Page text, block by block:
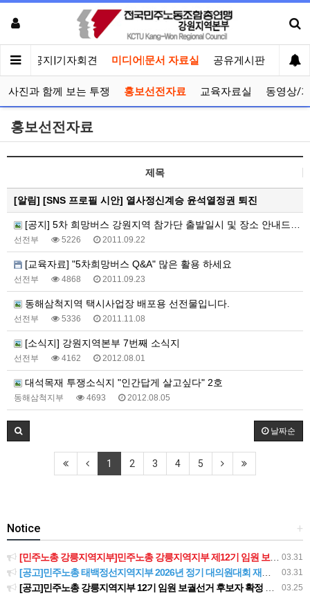
인 공지|기자회견 미디어|문서 자료실 공유게시판 선거
사진과 함께 보는 투쟁 홍보선전자료 교육자료실 동영상/
홍보선전자료
제목
[알림] [SNS 프로필 시안] 열사정신계승 윤석열정권 퇴진
[공지] 5차 희망버스 강원지역 참가단 출발일시 및 장소 안내드립니다
선전부 5226 2011.09.22
[교육자료] "5차희망버스 Q&A" 많은 활용 하세요
선전부 4868 2011.09.23
동해삼척지역 택시사업장 배포용 선전물입니다.
선전부 5336 2011.11.08
[소식지] 강원지역본부 7번째 소식지
선전부 4162 2012.08.01
대석목재 투쟁소식지 "인간답게 살고싶다" 2호
동해삼척지부 4693 2012.08.05
날짜순
1 2 3 4 5
+
Notice
03.31
[민주노총 강릉지역지부]민주노총 강릉지역지부 제12기 임원 보궐선거결과 공고
03.31
[공고]민주노총 태백정선지역지부 2026년 정기 대의원대회 재소집 건
03.25
[공고]민주노총 강릉지역지부 12기 임원 보궐선거 후보자 확정 공고